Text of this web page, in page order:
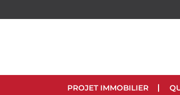
PROJET IMMOBILIER